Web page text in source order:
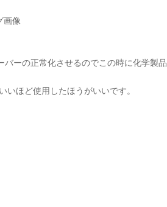
ーの正常化させるのでこの時に化学製品
ほど使用したほうがいいです。